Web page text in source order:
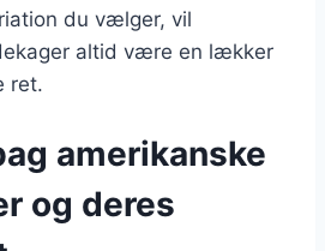
du vælger, vil
altid være en lækker
ret.
amerikanske
og deres